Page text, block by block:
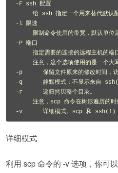
-F ssh 配置
给 ssh 指定一个用来替代默认
-l 限速
限制命令使用的带宽，默认单位
-P 端口
指定需要的连接的远程主机的
注意，这个选项使用的是一个
-p      保留文件原来的修改时间，访
-q      静默模式：不显示来自
-r      递归拷贝整个目录。
注意，scp 命令在树形遍历的时
详细模式
利用 scp 命令的 -v 选项，你可